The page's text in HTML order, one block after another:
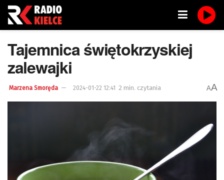
Tajemnica świętokrzyskiej
zalewajki
Marzena Smoręda 2024-01-22 12:41 2 min. czytania AA